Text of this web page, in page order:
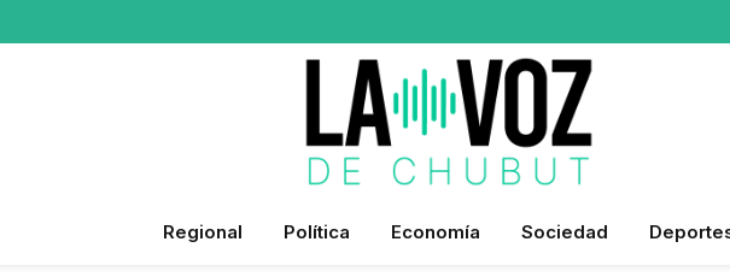
Regional Política Economía Sociedad